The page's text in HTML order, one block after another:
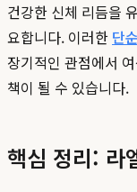
건강한 신체 리듬을
요합니다. 이러한 단
장기적인 관점에서
책이 될 수 있습니다.
핵심 정리: 라